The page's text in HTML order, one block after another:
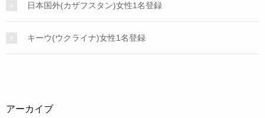
日本国外(カザフスタン)女性1名登録
キーウ(ウクライナ)女性1名登録
アーカイブ